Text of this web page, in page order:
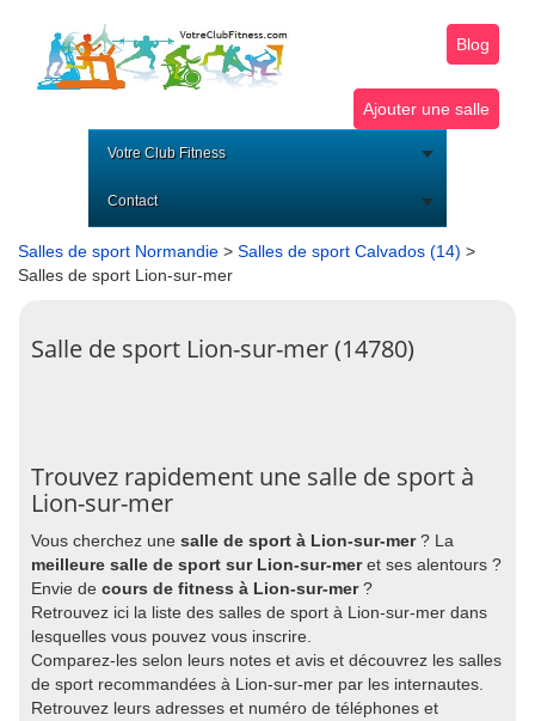
Blog
Ajouter une salle
Votre Club Fitness
Contact
Salles de sport Normandie > Salles de sport Calvados (14) >
Salles de sport Lion-sur-mer
Salle de sport Lion-sur-mer (14780)
Trouvez rapidement une salle de sport à
Lion-sur-mer
Vous cherchez une salle de sport à Lion-sur-mer? La
meilleure salle de sport sur Lion-sur-meret ses alentours ?
Envie de cours de fitness à Lion-sur-mer?
Retrouvez ici la liste des salles de sport à Lion-sur-mer dans
lesquelles vous pouvez vous inscrire.
Comparez-les selon leurs notes et avis et découvrez les salles
de sport recommandées à Lion-sur-mer par les internautes.
Retrouvez leurs adresses et numéro de téléphones et